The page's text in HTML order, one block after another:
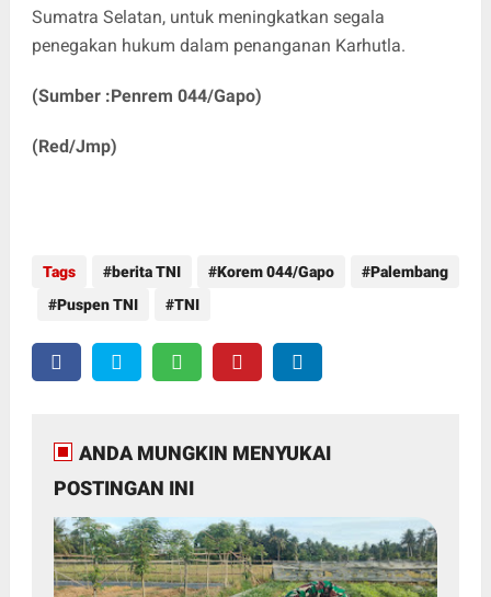
Sumatra Selatan, untuk meningkatkan segala
penegakan hukum dalam penanganan Karhutla.
(Sumber :Penrem 044/Gapo)
(Red/Jmp)
Tags berita TNI Korem 044/Gapo
Palembang
Puspen TNI
TNI
ANDA MUNGKIN MENYUKAI
POSTINGAN INI